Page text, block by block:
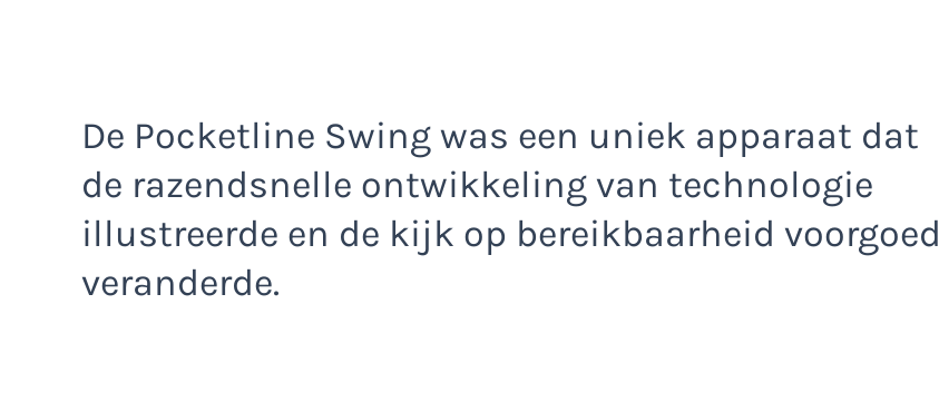
De Pocketline Swing was een uniek apparaat dat
de razendsnelle ontwikkeling van technologie
illustreerde en de kijk op bereikbaarheid voorgoed
veranderde.